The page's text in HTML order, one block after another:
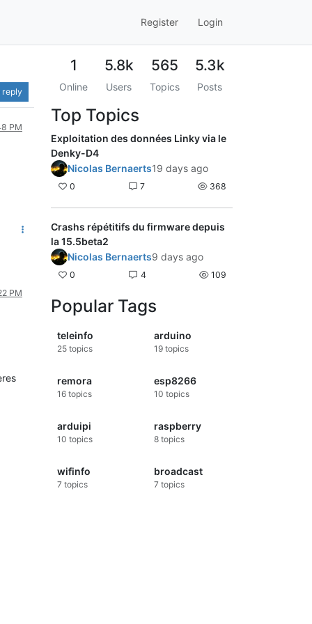
Register Login
reply
PM
PM
1
Online
5.8k
Users
565
Topics
5.3k
Posts
Top Topics
Exploitation des données Linky via le
Denky-D4
Nicolas Bernaerts19 days ago
0 7 368
Crashs répétitifs du firmware depuis
la 15.5beta2
Nicolas Bernaerts9 days ago
0 4 109
Popular Tags
teleinfo
25 topics
arduino
19topics
remora
16 topics
esp8266
10 topics
arduipi
10 topics
raspberry
8topics
wifinfo
7 topics
broadcast
7 topics